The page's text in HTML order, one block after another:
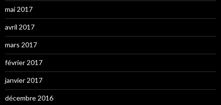
mai 2017
avril 2017
mars 2017
février 2017
janvier 2017
décembre 2016